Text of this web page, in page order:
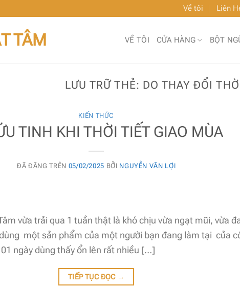
Về tôi Liên
TÂM VỀ TÔI CỬA HÀNG BỘT
LƯU TRỮ THẺ: DO THAY ĐỔI
KIẾN THỨC
TINH KHI THỜI TIẾT GIAO MÙA
ĐÃ ĐĂNG TRÊN 05/02/2025 BỞI NGUYỄN VĂN LỢI
vừa trải qua 1 tuần thật là khó chịu vừa ngạt mũi, vừa
một sản phẩm của một người bạn đang làm tại của
ngày dùng thấy ổn lên rất nhiều […]
TIẾP TỤC ĐỌC →